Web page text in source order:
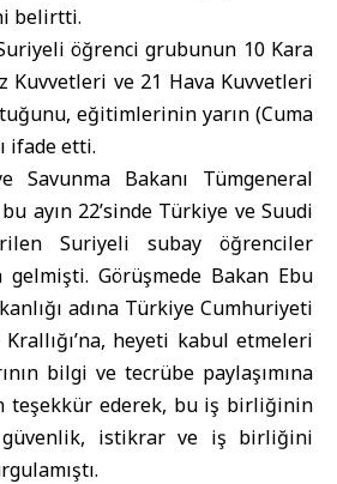
belirtti.
öğrenci grubunun 10 Kara
Kuvvetleri ve 21 Hava Kuvvetleri
eğitimlerinin yarın (Cuma
ifade etti.
Savunma Bakanı Tümgeneral
ayın 22’sinde Türkiye ve Suudi
Suriyeli subay öğrenciler
Görüşmede Bakan Ebu
adına Türkiye Cumhuriyeti
heyeti kabul etmeleri
bilgi ve tecrübe paylaşımına
teşekkür ederek, bu iş birliğinin
istikrar ve iş birliğini